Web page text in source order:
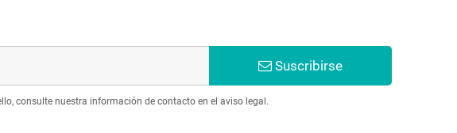
Suscribirse
consulte nuestra información de contacto en el aviso legal.